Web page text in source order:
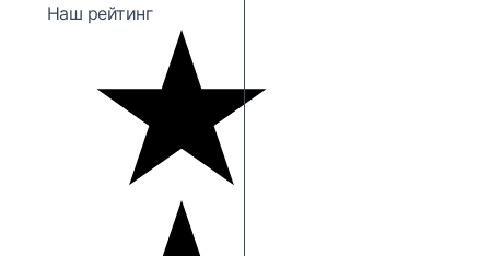
Наш рейтинг